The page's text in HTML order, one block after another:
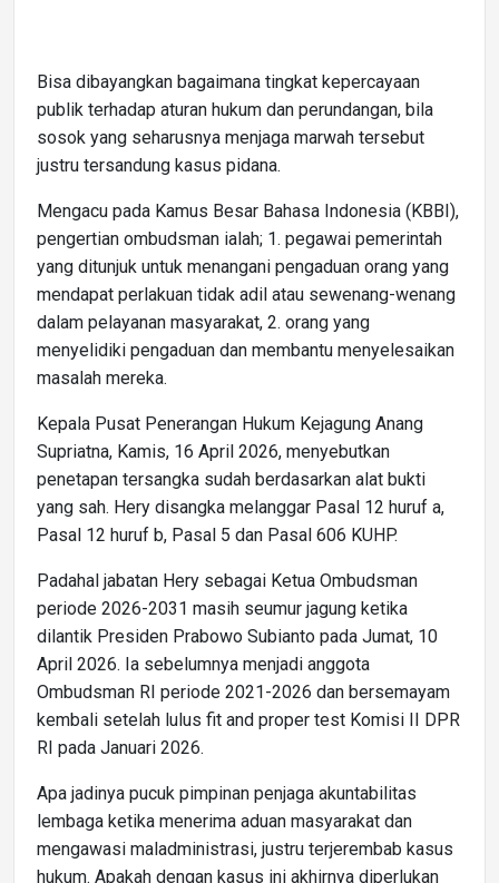
Bisa dibayangkan bagaimana tingkat kepercayaan
publik terhadap aturan hukum dan perundangan, bila
sosok yang seharusnya menjaga marwah tersebut
justru tersandung kasus pidana.
Mengacu pada Kamus Besar Bahasa Indonesia (KBBI),
pengertian ombudsman ialah; 1. pegawai pemerintah
yang ditunjuk untuk menangani pengaduan orang yang
mendapat perlakuan tidak adil atau sewenang-wenang
dalam pelayanan masyarakat, 2. orang yang
menyelidiki pengaduan dan membantu menyelesaikan
masalah mereka.
Kepala Pusat Penerangan Hukum Kejagung Anang
Supriatna, Kamis, 16 April 2026, menyebutkan
penetapan tersangka sudah berdasarkan alat bukti
yang sah. Hery disangka melanggar Pasal 12 huruf a,
Pasal 12 huruf b, Pasal 5 dan Pasal 606 KUHP.
Padahal jabatan Hery sebagai Ketua Ombudsman
periode 2026-2031 masih seumur jagung ketika
dilantik Presiden Prabowo Subianto pada Jumat, 10
April 2026. Ia sebelumnya menjadi anggota
Ombudsman RI periode 2021-2026 dan bersemayam
kembali setelah lulus fit and proper test Komisi II DPR
RI pada Januari 2026.
Apa jadinya pucuk pimpinan penjaga akuntabilitas
lembaga ketika menerima aduan masyarakat dan
mengawasi maladministrasi, justru terjerembab kasus
hukum. Apakah dengan kasus ini akhirnya diperlukan